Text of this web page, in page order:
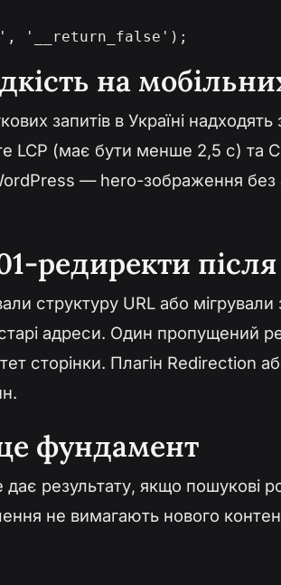
'__return_false');
на
запитів в Україні надходять
LCP (має бути менше 2,5 с) та
— hero-зображення без
редиректи після
структуру URL або мігрували
старі адреси. Один пропущений
сторінки. Плагін Redirection
фундамент
дає результату, якщо пошукові
не вимагають нового